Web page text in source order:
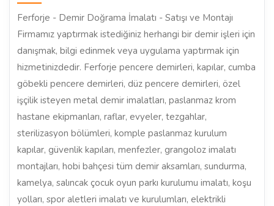
Ferforje - Demir Doğrama İmalatı - Satışı ve Montajı
Firmamız yaptırmak istediğiniz herhangi bir demir işleri için
danışmak, bilgi edinmek veya uygulama yaptırmak için
hizmetinizdedir. Ferforje pencere demirleri, kapılar, cumba
göbekli pencere demirleri, düz pencere demirleri, özel
işçilik isteyen metal demir imalatları, paslanmaz krom
hastane ekipmanları, raflar, evyeler, tezgahlar,
sterilizasyon bölümleri, komple paslanmaz kurulum
kapılar, güvenlik kapıları, menfezler, grangoloz imalatı
montajları, hobi bahçesi tüm demir aksamları, sundurma,
kamelya, salıncak çocuk oyun parkı kurulumu imalatı, koşu
yolları, spor aletleri imalatı ve kurulumları, elektrikli